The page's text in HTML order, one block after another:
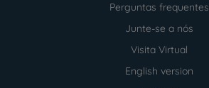
Perguntas frequentes
Junte-se a nós
Visita Virtual
English version